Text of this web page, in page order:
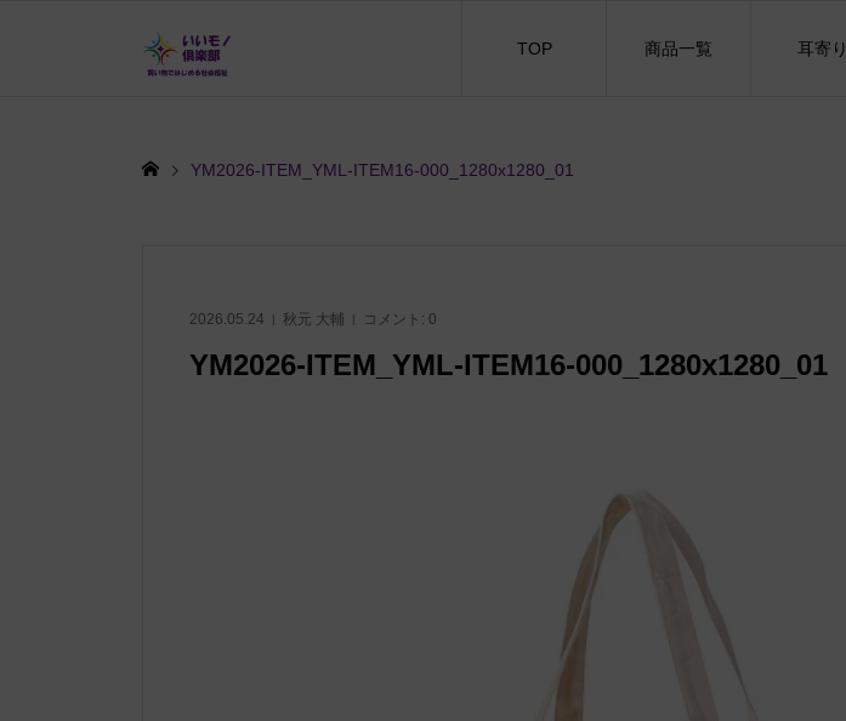
TOP 商品一覧 耳寄り
YM2026-ITEM_YML-ITEM16-000_1280x1280_01
2026.05.24 秋元 大輔 コメント: 0
YM2026-ITEM_YML-ITEM16-000_1280x1280_01